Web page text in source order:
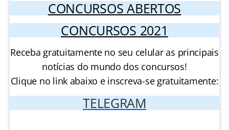
CONCURSOS ABERTOS
CONCURSOS 2021
Receba gratuitamente no seu celular as principais
notícias do mundo dos concursos!
Clique no link abaixo e inscreva-se gratuitamente:
TELEGRAM